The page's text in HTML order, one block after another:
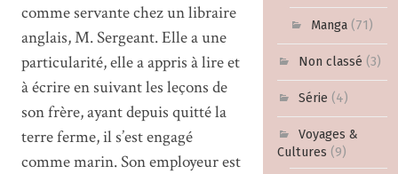
Manga (71)
Non classé (3)
Série (4)
Voyages &
Cultures (9)
comme servante chez un libraire
anglais, M. Sergeant. Elle a une
particularité, elle a appris à lire et
à écrire en suivant les leçons de
son frère, ayant depuis quitté la
terre ferme, il s’est engagé
comme marin. Son employeur est